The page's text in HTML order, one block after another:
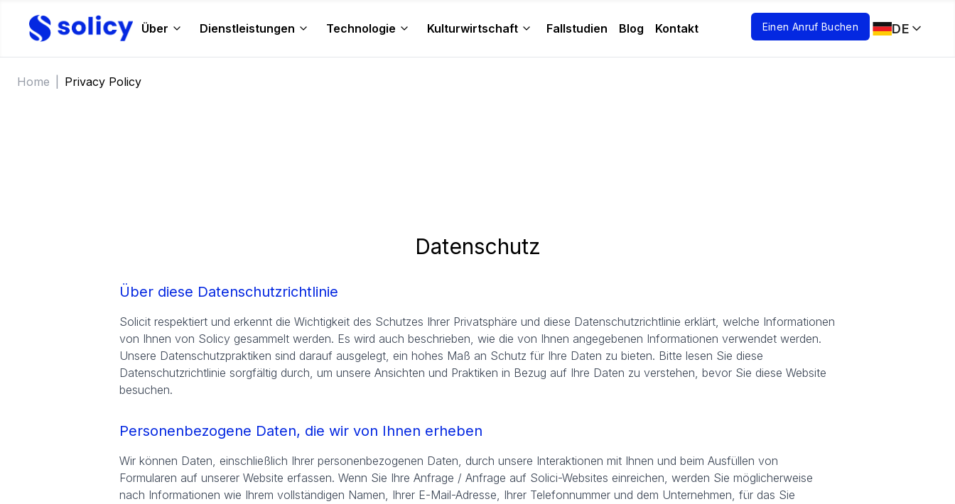
Über Dienstleistungen Technologie Kulturwirtschaft Fallstudien Blog Kontakt Einen Anruf Buchen DE
Home Privacy Policy
Datenschutz
Über diese Datenschutzrichtlinie
Solicit respektiert und erkennt die Wichtigkeit des Schutzes Ihrer Privatsphäre und diese Datenschutzrichtlinie erklärt, welche Informationen
von Ihnen von Solicy gesammelt werden. Es wird auch beschrieben, wie die von Ihnen angegebenen Informationen verwendet werden.
Unsere Datenschutzpraktiken sind darauf ausgelegt, ein hohes Maß an Schutz für Ihre Daten zu bieten. Bitte lesen Sie diese
Datenschutzrichtlinie sorgfältig durch, um unsere Ansichten und Praktiken in Bezug auf Ihre Daten zu verstehen, bevor Sie diese Website
besuchen.
Personenbezogene Daten, die wir von Ihnen erheben
Wir können Daten, einschließlich Ihrer personenbezogenen Daten, durch unsere Interaktionen mit Ihnen und beim Ausfüllen von
Formularen auf unserer Website erfassen. Wenn Sie Ihre Anfrage / Anfrage auf Solici-Websites einreichen, werden Sie möglicherweise
nach Informationen wie Ihrem vollständigen Namen, Ihrer E-Mail-Adresse, Ihrer Telefonnummer und dem Unternehmen, für das Sie